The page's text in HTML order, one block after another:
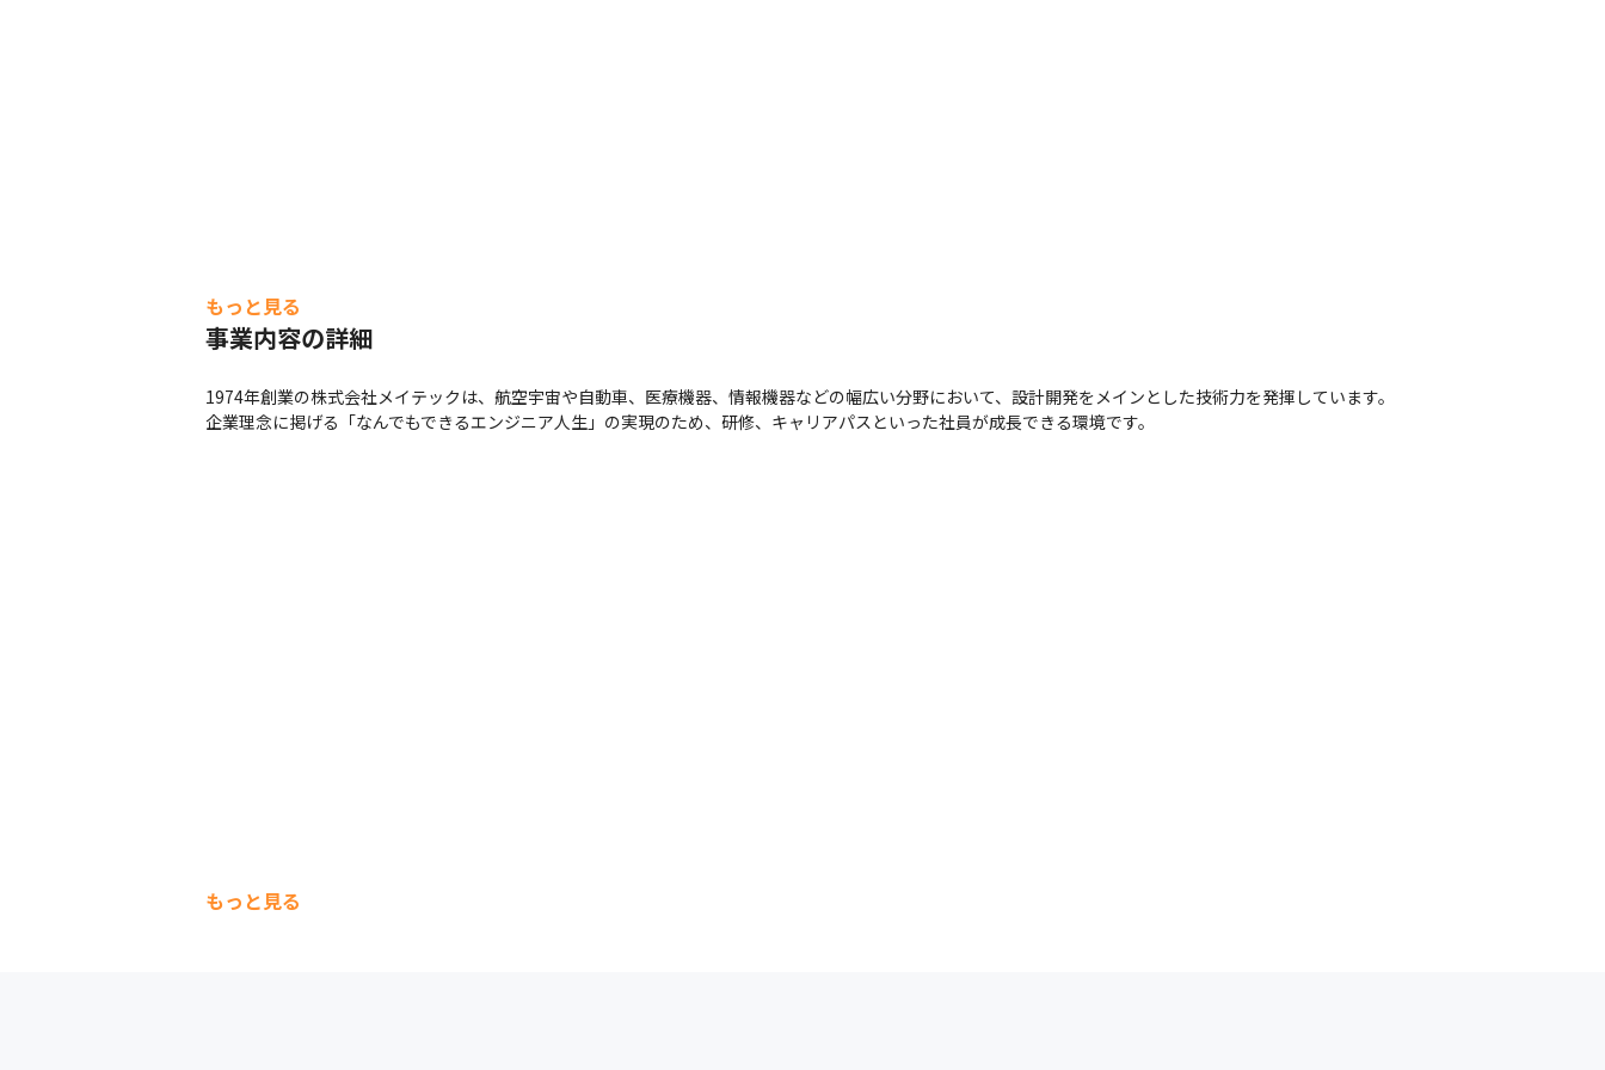
もっと見る
事業内容の詳細
1974年創業の株式会社メイテックは、航空宇宙や自動車、医療機器、情報機器などの幅広い分野において、設計開発をメインとした技術力を発揮しています。
企業理念に掲げる「なんでもできるエンジニア人生」の実現のため、研修、キャリアパスといった社員が成長できる環境です。
もっと見る